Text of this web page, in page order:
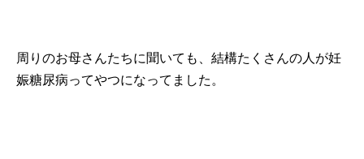
周りのお母さんたちに聞いても、結構たくさんの人が妊
娠糖尿病ってやつになってました。